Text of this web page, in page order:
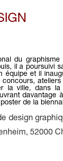
du
il a poursuivi
équipe et il
concours,
la ville, dans la
de la
design
52000